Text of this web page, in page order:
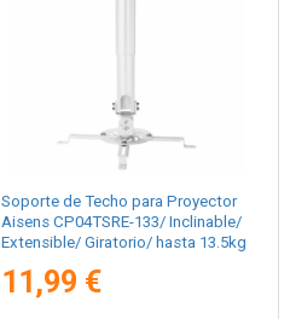
Soporte de Techo para Proyector
Aisens CP04TSRE-133/ Inclinable/
Extensible/ Giratorio/ hasta 13.5kg
11,99 €